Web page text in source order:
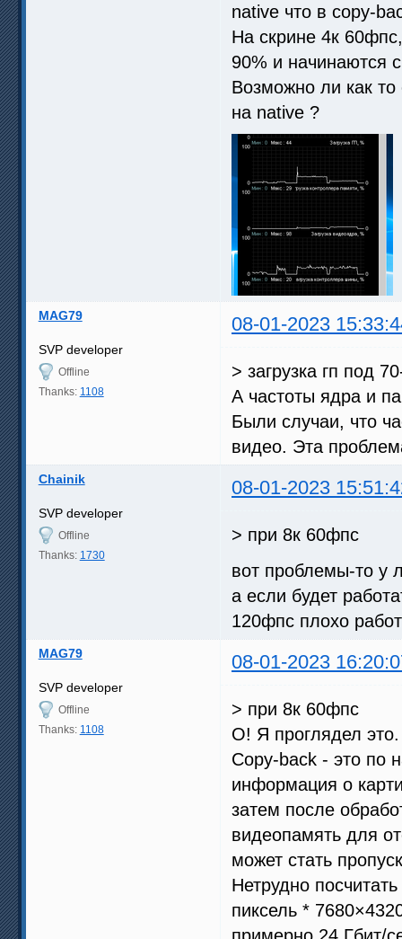
native что в copy-
На скрине 4к
90% и начинаются
Возможно ли как то
на native ?
MAG79 08-01-2023
SVP developer
Offline
Thanks: 1108
> загрузка гп под
А частоты ядра и
Были случаи, что
видео. Эта
Chainik 08-01-2023
SVP developer
Offline
Thanks: 1730
> при 8к 60фпс
вот проблемы-то у
а если будет
120фпс плохо
MAG79 08-01-2023
SVP developer
Offline
Thanks: 1108
> при 8к 60фпс
О! Я проглядел
Copy-back - это по
информация о
затем после
видеопамять для
может стать
Нетрудно
пиксель *